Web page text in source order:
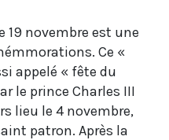
19 novembre est une
Ce «
appelé « fête du
le prince Charles III
lieu le 4 novembre,
patron. Après la